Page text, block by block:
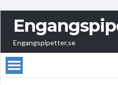
Engangspipetter.se